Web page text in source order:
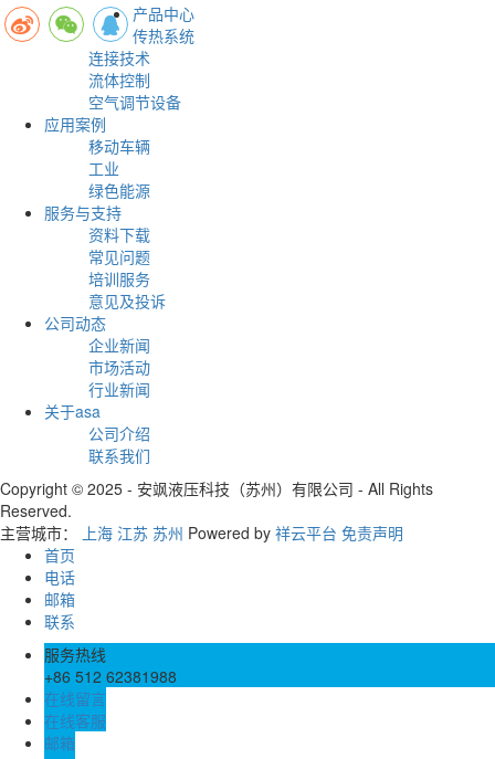
产品中心
传热系统
连接技术
流体控制
空气调节设备
应用案例
移动车辆
工业
绿色能源
服务与支持
资料下载
常见问题
培训服务
意见及投诉
公司动态
企业新闻
市场活动
行业新闻
关于asa
公司介绍
联系我们
Copyright © 2025 - 安飒液压科技（苏州）有限公司 - All Rights
Reserved.
主营城市：
上海 江苏 苏州 Powered by 祥云平台 免责声明
首页
电话
邮箱
联系
服务热线
+86 512 62381988
在线留言
在线客服
邮箱